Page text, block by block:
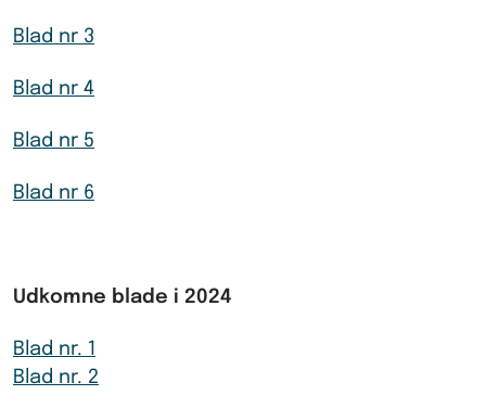
Blad nr 3
Blad nr 4
Blad nr 5
Blad nr 6
Udkomne blade i 2024
Blad nr. 1
Blad nr. 2